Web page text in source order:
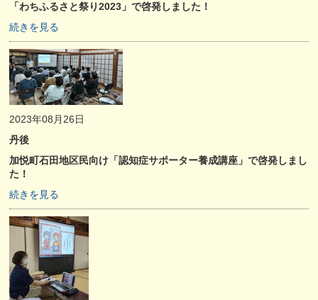
「わちふるさと祭り2023」で啓発しました！
続きを見る
2023年08月26日
丹後
加悦町石田地区民向け「認知症サポーター養成講座」で啓発しまし
た！
続きを見る